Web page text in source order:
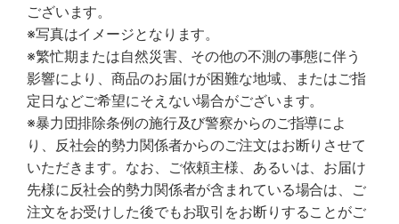
ございます。
※写真はイメージとなります。
※繁忙期または自然災害、その他の不測の事態に伴う
影響により、商品のお届けが困難な地域、またはご指
定日などご希望にそえない場合がございます。
※暴力団排除条例の施行及び警察からのご指導によ
り、反社会的勢力関係者からのご注文はお断りさせて
いただきます。なお、ご依頼主様、あるいは、お届け
先様に反社会的勢力関係者が含まれている場合は、ご
注文をお受けした後でもお取引をお断りすることがご